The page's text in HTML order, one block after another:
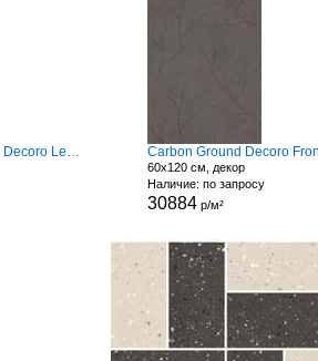
772736 Pumice Ground Decoro Leaves Carbon Ground Decoro
60x120 см, декор
Наличие: по запросу
30884 р/м²